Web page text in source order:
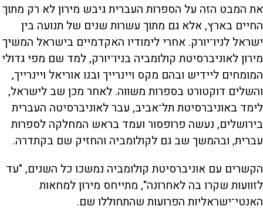
את המבט הזה על הספרות העברית גיבש מירון לא רק מתוך
החיים בארץ, אלא גם מתוך עשרות שנים של תנועה בין
ישראל לניו־יורק. אחרי לימודיו האקדמיים בישראל המשיך
מירון לאוניברסיטת קולומביה בניו־יורק, למד שם מפי גדולי
המומחים ליידיש ובהם מקס ויינרייך ובנו אוריאל ויינרייך,
והשלים דוקטורט בספרות משווה. לאחר מכן שב לישראל,
לימד באוניברסיטת תל־אביב, עבר לאוניברסיטה העברית
בירושלים, נעשה פרופסור ועמד בראש המחלקה לספרות
עברית, ובהמשך שב גם לקולומביה והחזיק שם בקתדרה.
הקשרים עם אוניברסיטת קולומביה נמשכו כל השנים, "עד
לזוועות שקרו בה לאחרונה", מתייחס מירון למחאות
האנטי־ישראליות הפרועות שהתחוללו שם.